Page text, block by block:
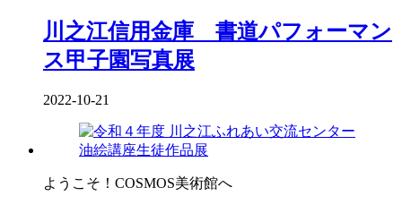
川之江信用金庫 書道パフォーマン
ス甲子園写真展
2022-10-21
ようこそ！COSMOS美術館へ